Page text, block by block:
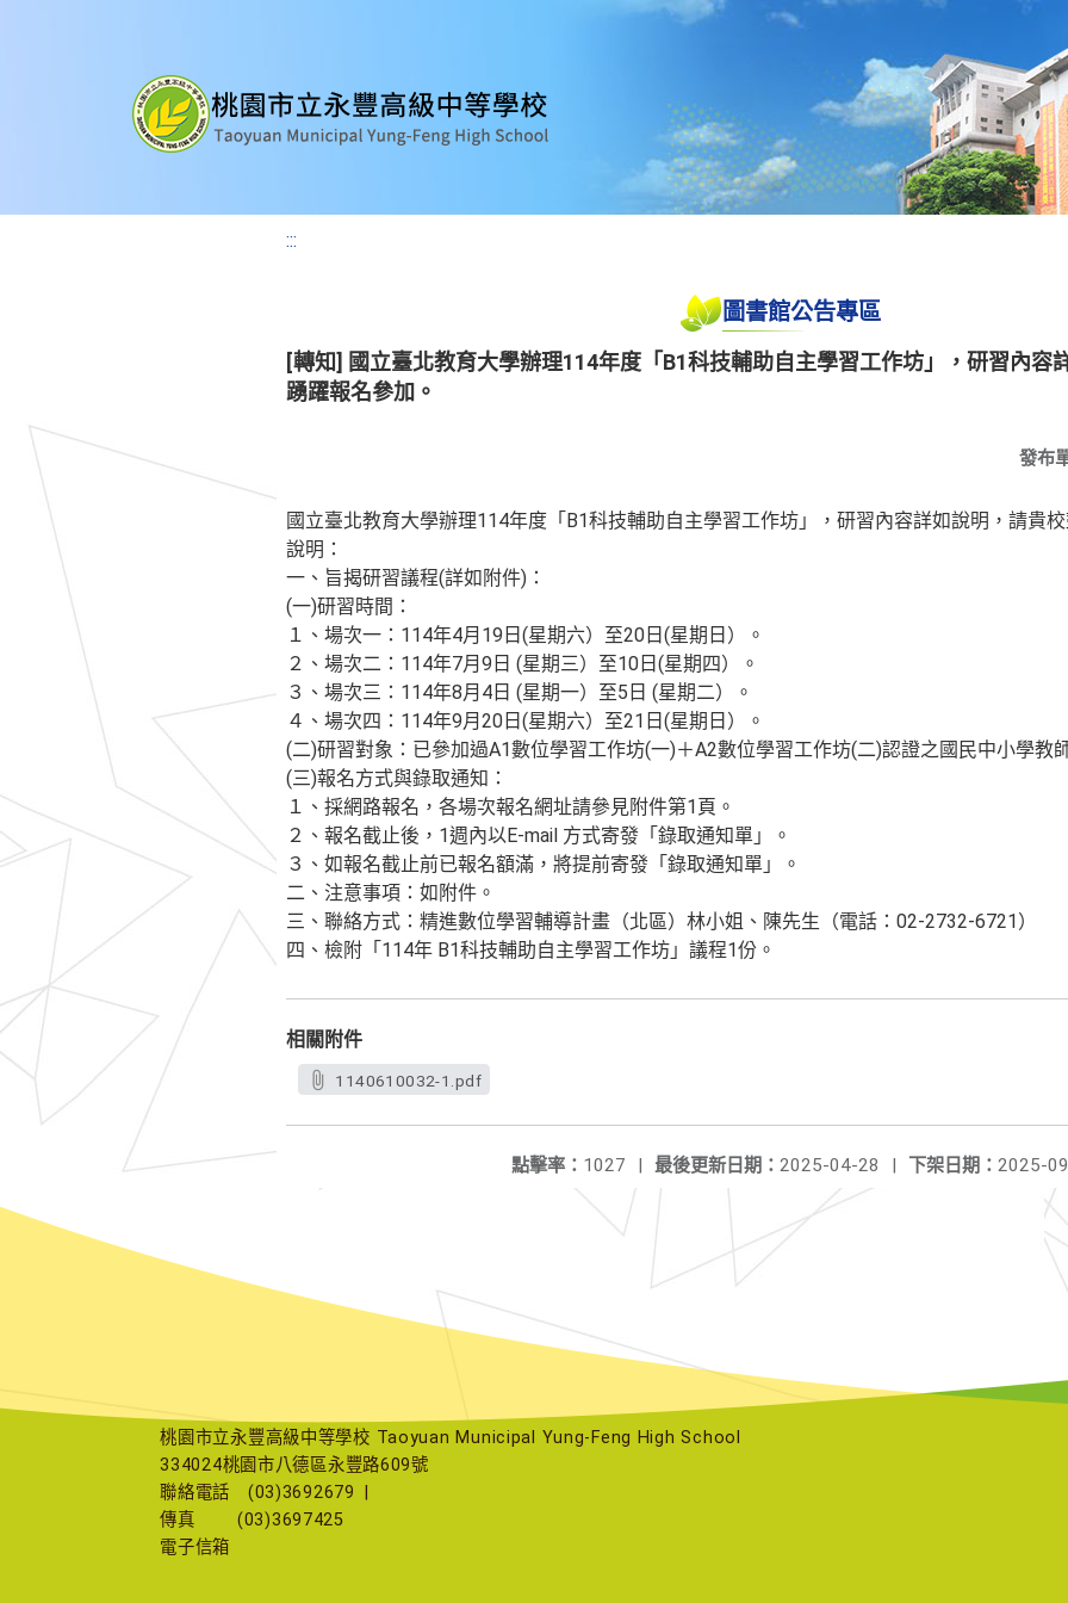
:::
圖書館公告專區
[轉知] 國立臺北教育大學辦理114年度「B1科技輔助自主學習工作坊」，研習內容
踴躍報名參加。
發布
國立臺北教育大學辦理114年度「B1科技輔助自主學習工作坊」，研習內容詳如說明，請貴
說明：
一、旨揭研習議程(詳如附件)：
(一)研習時間：
１、場次一：114年4月19日(星期六）至20日(星期日）。
２、場次二：114年7月9日 (星期三）至10日(星期四）。
３、場次三：114年8月4日 (星期一）至5日 (星期二）。
４、場次四：114年9月20日(星期六）至21日(星期日）。
(二)研習對象：已參加過A1數位學習工作坊(一)＋A2數位學習工作坊(二)認證之國民中小學教
(三)報名方式與錄取通知：
１、採網路報名，各場次報名網址請參見附件第1頁。
２、報名截止後，1週內以E-mail 方式寄發「錄取通知單」。
３、如報名截止前已報名額滿，將提前寄發「錄取通知單」。
二、注意事項：如附件。
三、聯絡方式：精進數位學習輔導計畫（北區）林小姐、陳先生（電話：02-2732-6721）
四、檢附「114年 B1科技輔助自主學習工作坊」議程1份。
相關附件
1140610032-1.pdf
下架日期： 2025-
最後更新日期： 2025-04-28 |
點擊率： 1027 |
桃園市立永豐高級中等學校 Taoyuan Municipal Yung-Feng High School
334024桃園市八德區永豐路609號
聯絡電話
(03)3692679
傳真
(03)3697425
電子信箱